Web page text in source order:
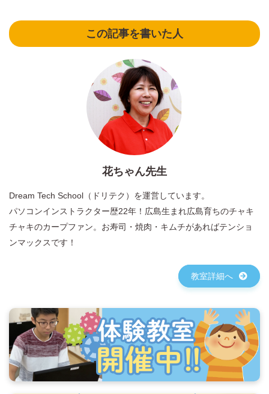
この記事を書いた人
花ちゃん先生
Dream Tech School（ドリテク）を運営しています。
パソコンインストラクター歴22年！広島生まれ広島育ちのチャキ
チャキのカープファン。お寿司・焼肉・キムチがあればテンショ
ンマックスです！
教室詳細へ